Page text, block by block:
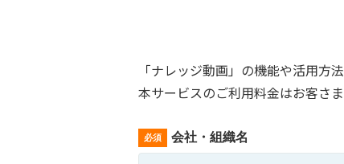
「ナレッジ動画」の機能や活用方
本サービスのご利用料金はお客さ